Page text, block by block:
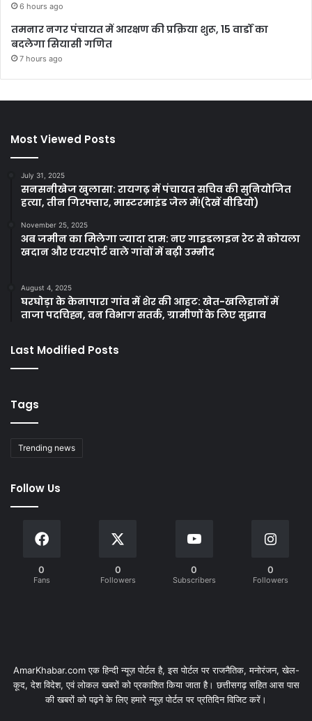
6 hours ago
तमनार नगर पंचायत में आरक्षण की प्रक्रिया शुरू, 15 वार्डों का
बदलेगा सियासी गणित
7 hours ago
Most Viewed Posts
July 31, 2025
सनसनीखेज खुलासा: रायगढ़ में पंचायत सचिव की सुनियोजित
हत्या, तीन गिरफ्तार, मास्टरमाइंड जेल में!(देखें वीडियो)
November 25, 2025
अब जमीन का मिलेगा ज्यादा दाम: नए गाइडलाइन रेट से कोयला
खदान और एयरपोर्ट वाले गांवों में बढ़ी उम्मीद
August 4, 2025
घरघोड़ा के केनापारा गांव में शेर की आहट: खेत-खलिहानों में
ताजा पदचिह्न, वन विभाग सतर्क, ग्रामीणों के लिए सुझाव
Last Modified Posts
Tags
Trending news
Follow Us
0
Fans
0
Followers
0
Subscribers
0
Followers
AmarKhabar.com एक हिन्दी न्यूज़ पोर्टल है, इस पोर्टल पर राजनैतिक, मनोरंजन, खेल-
कूद, देश विदेश, एवं लोकल खबरों को प्रकाशित किया जाता है। छत्तीसगढ़ सहित आस पास
की खबरों को पढ़ने के लिए हमारे न्यूज़ पोर्टल पर प्रतिदिन विजिट करें।